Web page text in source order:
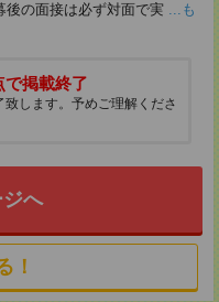
後の面接は必ず対面で実 ...も
で掲載終了
します。予めご理解くださ
へ
！